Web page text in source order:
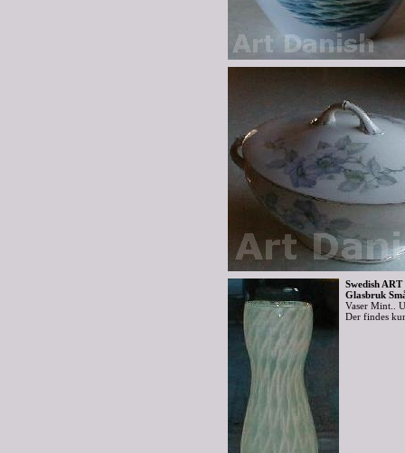
Swedish
Glasbruk
Vaser Mint..
Der findes